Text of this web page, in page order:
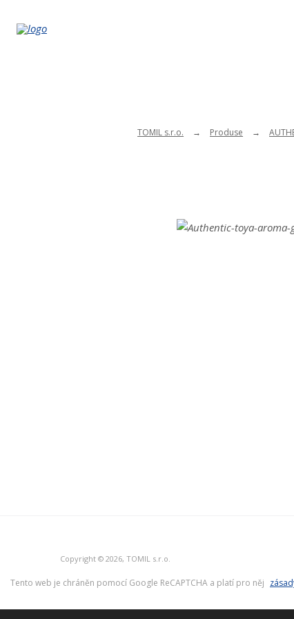
TOMIL s.r.o. Produse
Copyright © 2026, TOMIL s.r.o.
Tento web je chráněn pomocí Google ReCAPTCHA a platí pro něj